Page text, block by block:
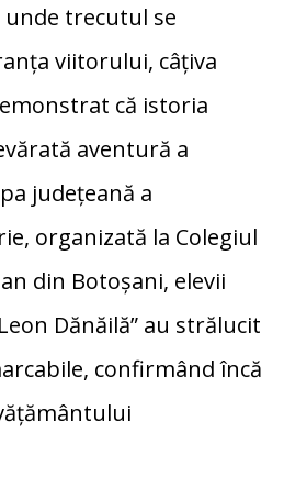
unde trecutul se
viitorului, câțiva
că istoria
aventură a
județeană a
organizată la Colegiul
din Botoșani, elevii
Dănăilă” au strălucit
confirmând încă